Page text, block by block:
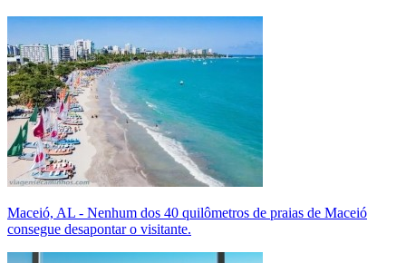
Maceió, AL - Nenhum dos 40 quilômetros de praias de Maceió
consegue desapontar o visitante.